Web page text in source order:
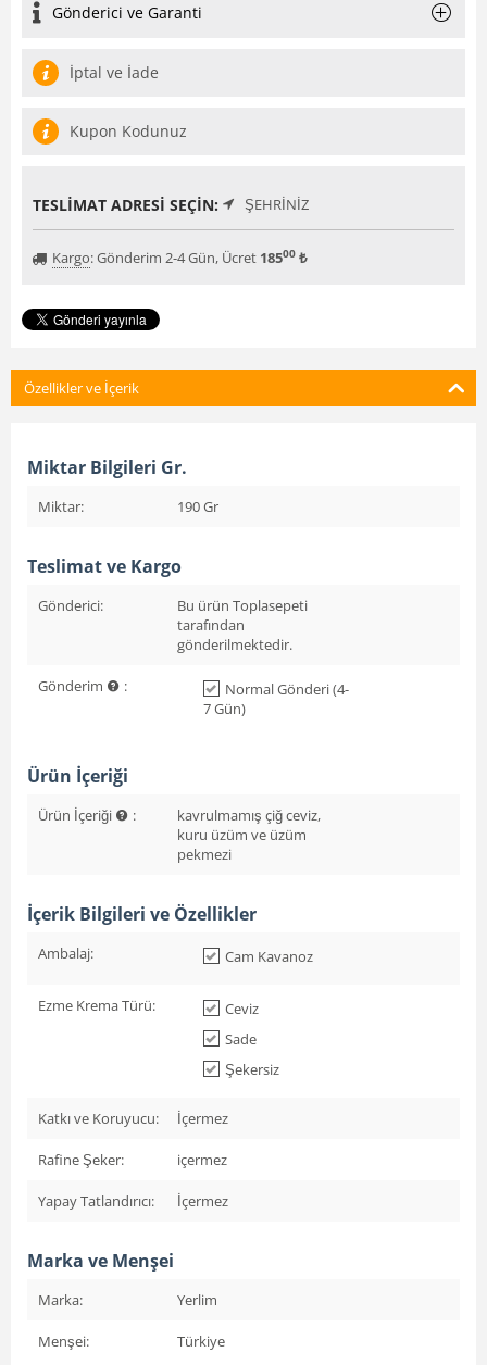
Gönderici ve Garanti
İptal ve İade
Kupon Kodunuz
TESLIMAT ADRESI SEÇIN: ŞEHRINIZ
Kargo:Gönderim 2-4 Gün, Ücret 18500 ₺
Özellikler ve İçerik
Miktar Bilgileri Gr.
Miktar: 190 Gr
Teslimat ve Kargo
Gönderici:
Bu ürün Toplasepeti
tarafından
gönderilmektedir.
Gönderim :
Normal Gönderi (4-
7 Gün)
Ürün İçeriği
Ürün İçeriği :
kavrulmamış çiğ ceviz,
kuru üzüm ve üzüm
pekmezi
İçerik Bilgileri ve Özellikler
Ambalaj: Cam Kavanoz
Ezme Krema Türü:
Ceviz
Sade
Şekersiz
Katkı ve Koruyucu: İçermez
Rafine Şeker: içermez
Yapay Tatlandırıcı: İçermez
Marka ve Menşei
Marka: Yerlim
Menşei: Türkiye